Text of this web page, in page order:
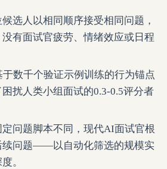
选人以相同顺序接受相同问题，
有面试官疲劳、情绪效应或日程
数千个验证示例训练的行为锚点
扰人类小组面试的0.3-0.5评分者
定问题脚本不同，现代AI面试官根
续问题——以自动化筛选的规模实
。